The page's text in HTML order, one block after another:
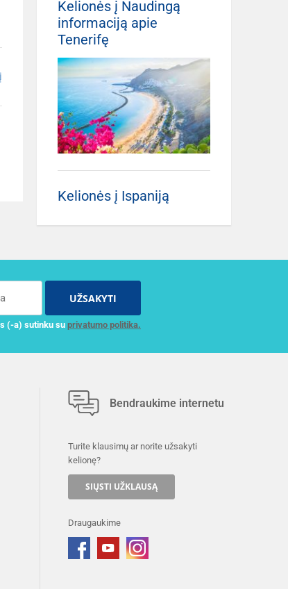
Kelionės į Naudingą
informaciją apie
Tenerifę
Kelionės į Ispaniją
UŽSAKYTI
(-a) sutinku su privatumo politika.
Bendraukime internetu
Turite klausimų ar norite užsakyti
kelionę?
SIŲSTI UŽKLAUSĄ
Draugaukime